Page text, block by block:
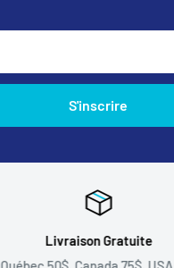
S'inscrire
Livraison Gratuite